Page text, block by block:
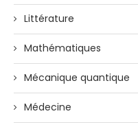
Littérature
Mathématiques
Mécanique quantique
Médecine